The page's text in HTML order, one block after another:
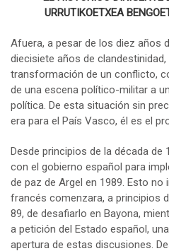
URRUTIKOETXEA
Afuera, a pesar de los diez años
diecisiete años de
transformación de un conflicto,
de una escena político-militar a
política. De esta situación sin
era para el País Vasco, él es el
Desde principios de la década
con el gobierno español para
de paz de Argel en 1989. Esto no
francés comenzara, a principios
89, de desafiarlo en Bayona,
a petición del Estado español,
apertura de estas discusiones.